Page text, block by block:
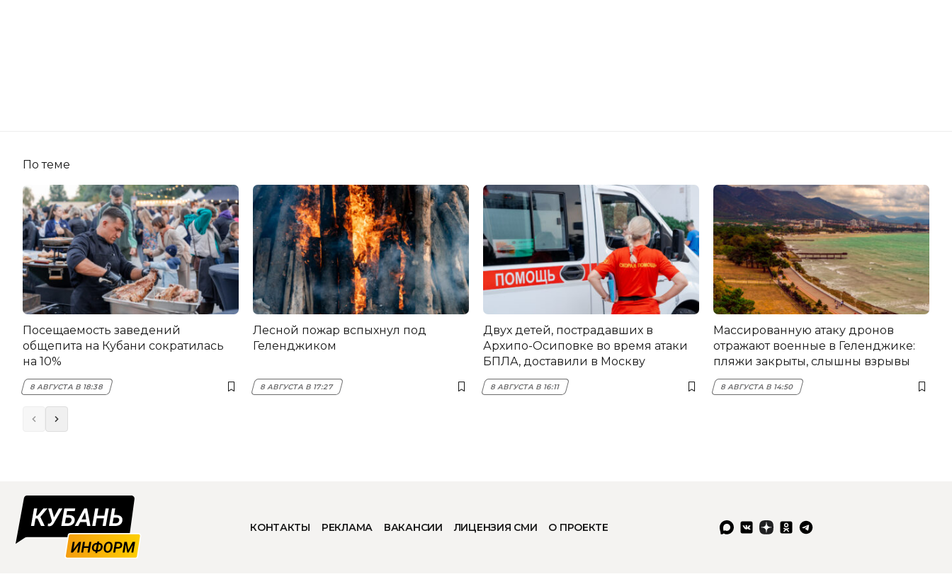
По теме
Посещаемость заведений
общепита на Кубани сократилась
на 10%
8 АВГУСТА В 18:38
Лесной пожар вспыхнул под
Геленджиком
8 АВГУСТА В 17:27
Двух детей, пострадавших в
Архипо-Осиповке во время атаки
БПЛА, доставили в Москву
8 АВГУСТА В 16:11
Массированную атаку дронов
отражают военные в Геленджике:
пляжи закрыты, слышны взрывы
8 АВГУСТА В 14:50
КОНТАКТЫ РЕКЛАМА ВАКАНСИИ ЛИЦЕНЗИЯ СМИ О ПРОЕКТЕ